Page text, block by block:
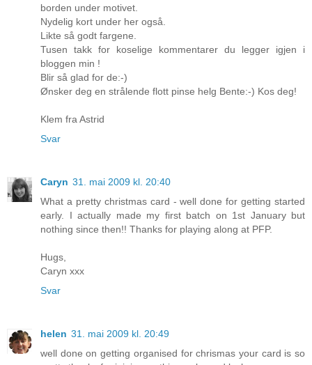
borden under motivet.
Nydelig kort under her også.
Likte så godt fargene.
Tusen takk for koselige kommentarer du legger igjen i
bloggen min !
Blir så glad for de:-)
Ønsker deg en strålende flott pinse helg Bente:-) Kos deg!
Klem fra Astrid
Svar
Caryn 31. mai 2009 kl. 20:40
What a pretty christmas card - well done for getting started
early. I actually made my first batch on 1st January but
nothing since then!! Thanks for playing along at PFP.
Hugs,
Caryn xxx
Svar
helen 31. mai 2009 kl. 20:49
well done on getting organised for chrismas your card is so